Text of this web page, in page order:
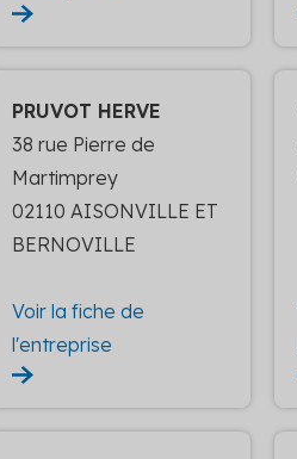
PRUVOT HERVE
38 rue Pierre de
Martimprey
02110 AISONVILLE ET
BERNOVILLE
Voir la fiche de
l'entreprise